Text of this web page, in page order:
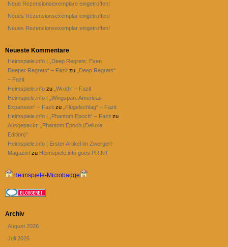
Neue Rezensionsexemplare eingetroffen!
Neues Rezensionsexemplar eingetroffen!
Neues Rezensionsexemplar eingetroffen!
Neueste Kommentare
Heimspiele.info | „Deep Regrets: Even
Deeper Regrets“ – Fazit zu
„Deep Regrets“
– Fazit
Heimspiele.info zu „Wroth“ – Fazit
Heimspiele.info | „Wingspan: Americas
Expansion“ – Fazit zu
„Flügelschlag“ – Fazit
Heimspiele.info | „Phantom Epoch“ – Fazit zu
Ausgepackt: „Phantom Epoch (Deluxe
Edition)“
Heimspiele.info | Erster Artikel im Zwergerl-
Magazin! zu Heimspiele.info goes PRINT
Heimspiele-Microbadge
Archiv
August 2026
Juli 2026